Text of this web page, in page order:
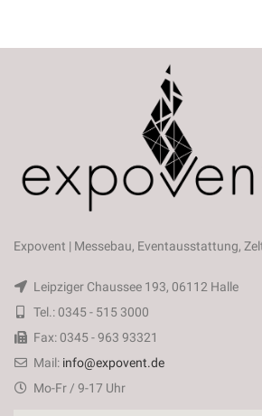
Expovent | Messebau, Eventausstattung,
Leipziger Chaussee 193, 06112 Halle
Tel.: 0345 - 515 3000
Fax: 0345 - 963 93321
Mail: info@expovent.de
Mo-Fr / 9-17 Uhr